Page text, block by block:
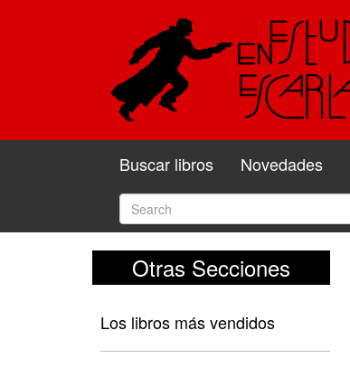
Buscar libros Novedades
Otras Secciones
Los libros más vendidos